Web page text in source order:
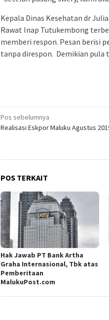
Kepala Dinas Kesehatan dr
Rawat Inap Tutukembong
memberi respon. Pesan berisi
tanpa direspon. Demikian pula
Navigasi
pos
Pos sebelumnya
Realisasi Eskpor Maluku Agustus
POS TERKAIT
Hak Jawab PT Bank Artha
Graha Internasional, Tbk atas
Pemberitaan
MalukuPost.com